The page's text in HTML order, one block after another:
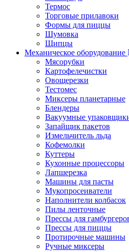
Термос
Торговые прилавоки
Формы для пиццы
Шумовка
Щипцы
Механическое оборудование
Мясорубки
Картофелечистки
Овощерезки
Тестомес
Миксеры планетарные
Блендеры
Вакуумные
Запайщик пакетов
Измельчитель льда
Кофемолки
Куттеры
Кухонные процессоры
Лапшерезка
Машины для пасты
Мукопросеиватели
Наполнители колбасок
Пилы ленточные
Прессы для
Прессы для пиццы
Протирочные машины
Ручные миксеры